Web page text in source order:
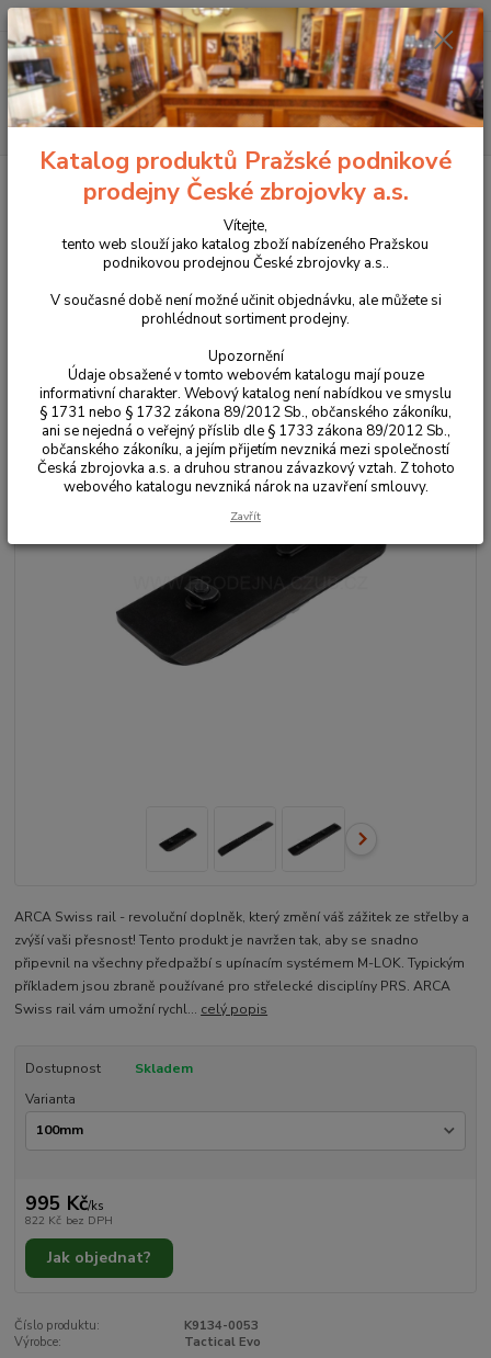
Menu
Hledat
+420 225 375 800
Příslušenství, doplňky a náhradní díly
Tactical Evo ARCA Swiss
rail pro M-LOK
Tactical Evo ARCA Swiss rail pro
M-LOK
ARCA Swiss rail - revoluční doplněk, který změní váš zážitek ze střelby a
zvýší vaši přesnost! Tento produkt je navržen tak, aby se snadno
připevnil na všechny předpažbí s upínacím systémem M-LOK. Typickým
příkladem jsou zbraně používané pro střelecké disciplíny PRS. ARCA
Swiss rail vám umožní rychl... celý popis
Dostupnost
Skladem
Varianta
995 Kč/ks
822 Kč bez DPH
Jak objednat?
Číslo produktu:
K9134-0053
Výrobce:
Tactical Evo
Katalog produktů Pražské podnikové
prodejny České zbrojovky a.s.
Vítejte,
tento web slouží jako katalog zboží nabízeného Pražskou
podnikovou prodejnou České zbrojovky a.s..
V současné době není možné učinit objednávku, ale můžete si
prohlédnout sortiment prodejny.
Upozornění
Údaje obsažené v tomto webovém katalogu mají pouze
informativní charakter. Webový katalog není nabídkou ve smyslu
§ 1731 nebo § 1732 zákona 89/2012 Sb., občanského zákoníku,
ani se nejedná o veřejný příslib dle § 1733 zákona 89/2012 Sb.,
občanského zákoníku, a jejím přijetím nevzniká mezi společností
Česká zbrojovka a.s. a druhou stranou závazkový vztah. Z tohoto
webového katalogu nevzniká nárok na uzavření smlouvy.
Zavřít